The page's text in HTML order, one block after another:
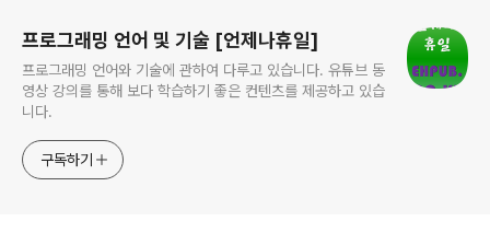
프로그래밍 언어 및 기술 [언제나휴일]
프로그래밍 언어와 기술에 관하여 다루고 있습니다. 유튜브 동
영상 강의를 통해 보다 학습하기 좋은 컨텐츠를 제공하고 있습
니다.
구독하기